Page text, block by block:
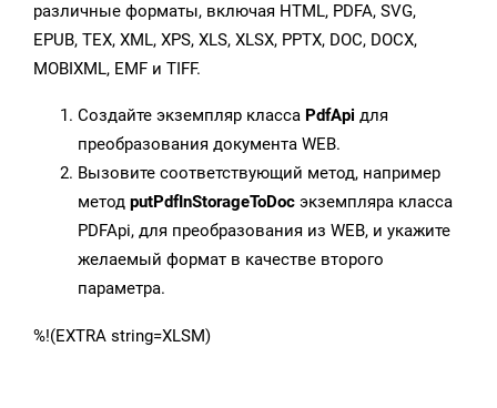
различные форматы, включая HTML, PDFA, SVG,
EPUB, TEX, XML, XPS, XLS, XLSX, PPTX, DOC, DOCX,
MOBIXML, EMF и TIFF.
Создайте экземпляр класса PdfApi для
преобразования документа WEB.
Вызовите соответствующий метод, например
метод putPdfInStorageToDoc экземпляра класса
PDFApi, для преобразования из WEB, и укажите
желаемый формат в качестве второго
параметра.
%!(EXTRA string=XLSM)